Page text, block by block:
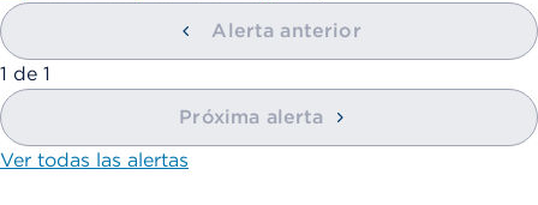
Alerta anterior
1 de 1
Próxima alerta
Ver todas las alertas